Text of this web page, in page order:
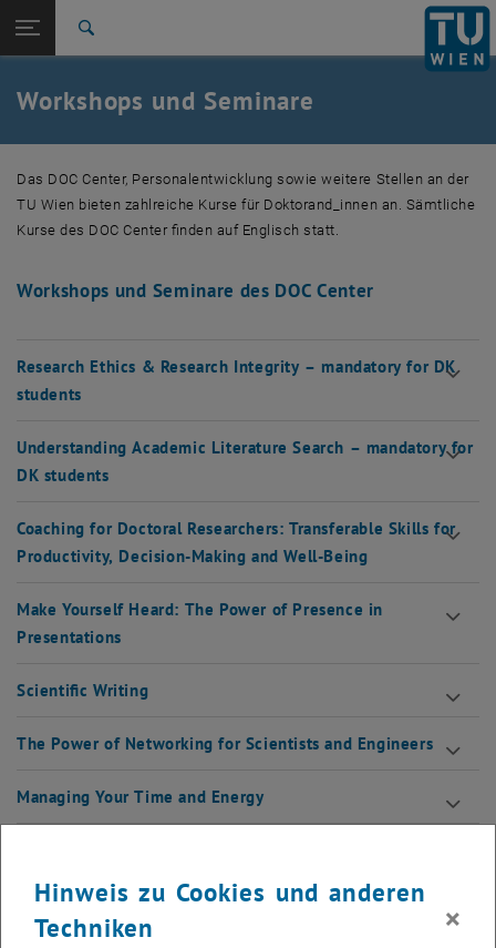
TU Login
Quicklinks
Quicklinks-Menü umschalten
Studium
Karriere
Zurück: Subseiten von TUW Doctoral Center auflisten
Zurück zur letzten Ebene:
TUW Doctoral Center
Workshops und Seminare
Workshops und Seminare
Das DOC Center, Personalentwicklung sowie weitere Stellen an der
TU Wien bieten zahlreiche Kurse für Doktorand_innen an. Sämtliche
Kurse des DOC Center finden auf Englisch statt.
Workshops und Seminare des DOC Center
Research Ethics & Research Integrity – mandatory for DK
students
Understanding Academic Literature Search – mandatory for
DK students
Coaching for Doctoral Researchers: Transferable Skills for
Productivity, Decision-Making and Well-Being
Make Yourself Heard: The Power of Presence in
Presentations
Scientific Writing
The Power of Networking for Scientists and Engineers
Managing Your Time and Energy
Introduction to Git - February 2026
Hinweis zu Cookies und anderen
Techniken
×